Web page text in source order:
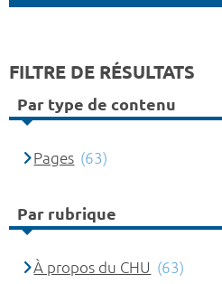
FILTRE DE RÉSULTATS
Par type de contenu
Pages (63)
Par rubrique
À propos du CHU (63)